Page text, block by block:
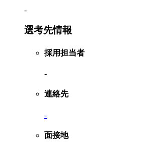
-
選考先情報
採用担当者
-
連絡先
-
面接地